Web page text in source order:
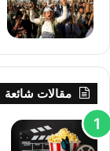
مقالات شائعة